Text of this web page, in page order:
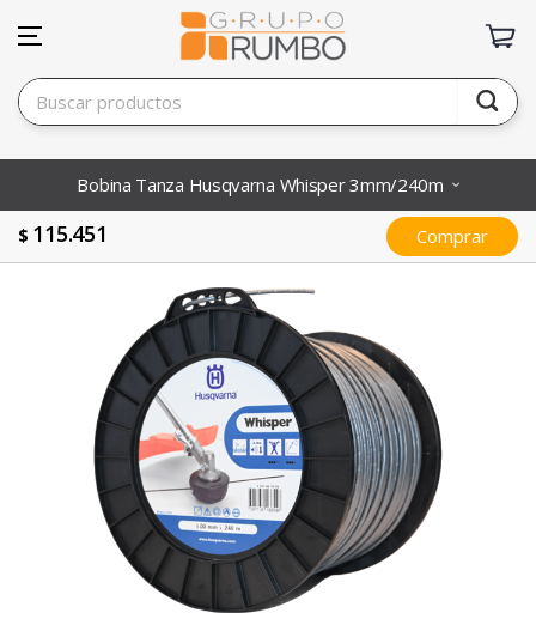
Bobina Tanza Husqvarna Whisper 3mm/240m
Comprar
$ 115.451